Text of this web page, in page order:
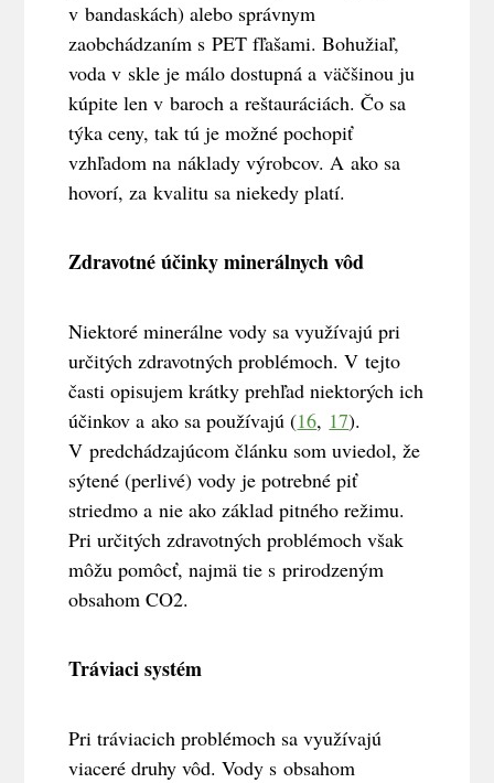
v bandaskách) alebo správnym
zaobchádzaním s PET fľašami. Bohužiaľ,
voda v skle je málo dostupná a väčšinou ju
kúpite len v baroch a reštauráciách. Čo sa
týka ceny, tak tú je možné pochopiť
vzhľadom na náklady výrobcov. A ako sa
hovorí, za kvalitu sa niekedy platí.
Zdravotné účinky minerálnych vôd
Niektoré minerálne vody sa využívajú pri
určitých zdravotných problémoch. V tejto
časti opisujem krátky prehľad niektorých ich
účinkov a ako sa používajú (16, 17).
V predchádzajúcom článku som uviedol, že
sýtené (perlivé) vody je potrebné piť
striedmo a nie ako základ pitného režimu.
Pri určitých zdravotných problémoch však
môžu pomôcť, najmä tie s prirodzeným
obsahom CO2.
Tráviaci systém
Pri tráviacich problémoch sa využívajú
viaceré druhy vôd. Vody s obsahom